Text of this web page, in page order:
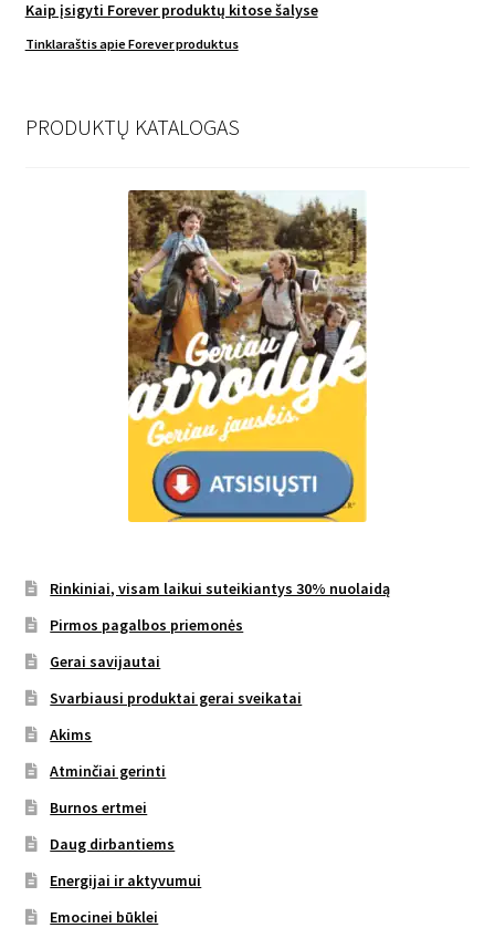
Kaip įsigyti Forever produktų kitose šalyse
Tinklaraštis apie Forever produktus
PRODUKTŲ KATALOGAS
Rinkiniai, visam laikui suteikiantys 30% nuolaidą
Pirmos pagalbos priemonės
Gerai savijautai
Svarbiausi produktai gerai sveikatai
Akims
Atminčiai gerinti
Burnos ertmei
Daug dirbantiems
Energijai ir aktyvumui
Emocinei būklei